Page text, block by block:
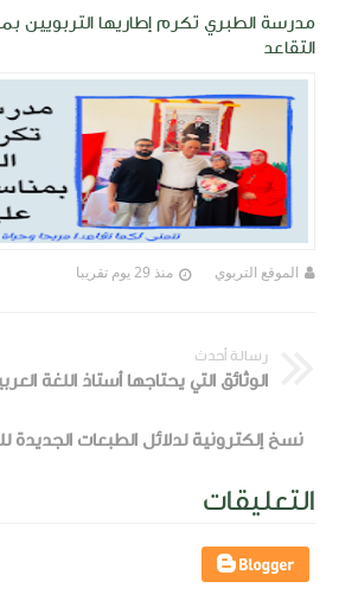
مدرسة الطبري تكرم إطاريها التربويين
التقاعد
الموقع التربوي منذ 29 يوم تقريبا
رسالة أحدث
التعليقات